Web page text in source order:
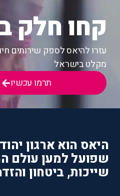
קחו חלק
עזרו להיאס לספק שירותים
מקלט בישראל
תרמו עכשיו
היאס הוא ארגון
שפועל למען עולם
שייכות, ביטחון